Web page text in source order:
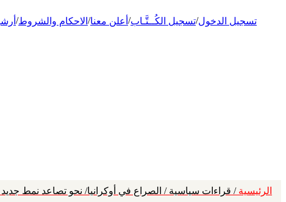
تسجيل الدخول/تسجيل الكُــتَّـاب/ أعلن معنا/ الاحكام والشروط/
الرئيسية / قراءات سياسية / الصراع في أوكرانيا/ نحو تصاعد نمط